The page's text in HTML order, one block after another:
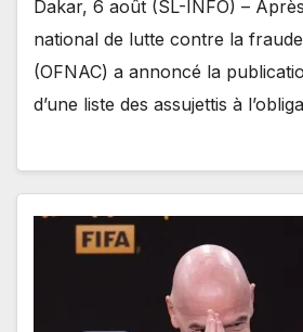
Dakar, 6 août (SL-INFO) –
national de lutte contre la
(OFNAC) a annoncé la
d’une liste des assujettis à